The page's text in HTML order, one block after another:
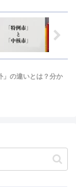
」の違いとは？分か